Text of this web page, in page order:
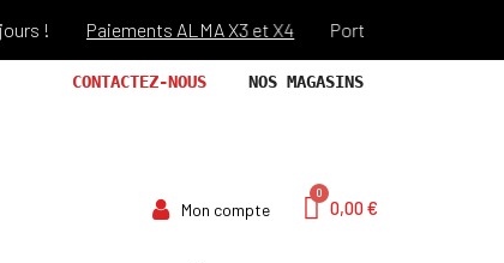
Paiements ALMA X3 et X4 Port offert dès 69€ d'achats !*
CONTACTEZ-NOUS NOS MAGASINS
Mon compte 0,00 €